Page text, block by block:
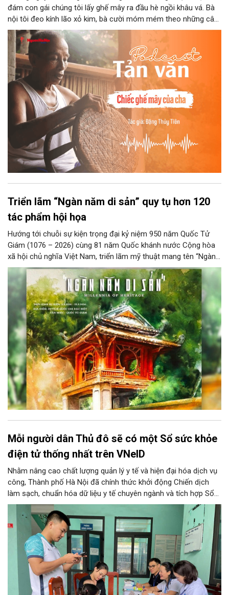
đám con gái chúng tôi lấy ghế mây ra đầu hè ngồi khâu vá. Bà
nội tôi đeo kính lão xỏ kim, bà cười móm mém theo những câu
chuyện kể tếu táo của đám trẻ chúng tôi. Chiếc ghế mây phát
ra âm thanh kin kít chịu đựng sức nặng cơ thể con người theo
những điệu cười khúc khích.
Triển lãm “Ngàn năm di sản” quy tụ hơn 120
tác phẩm hội họa
Hướng tới chuỗi sự kiện trọng đại kỷ niệm 950 năm Quốc Tử
Giám (1076 – 2026) cùng 81 năm Quốc khánh nước Cộng hòa
xã hội chủ nghĩa Việt Nam, triển lãm mỹ thuật mang tên “Ngàn
năm di sản” sẽ chính thức khai mạc vào ngày 8/8 tại Nhà Thái
Học, Di tích Quốc gia đặc biệt Văn Miếu – Quốc Tử Giám. Sự
kiện kéo dài đến ngày 25/9/2026 hứa hẹn trở thành điểm đến
văn hóa đầy sức hút, góp phần làm phong phú đời sống nghệ
thuật của Thủ đô trong mùa thu này.
Mỗi người dân Thủ đô sẽ có một Sổ sức khỏe
điện tử thống nhất trên VNeID
Nhằm nâng cao chất lượng quản lý y tế và hiện đại hóa dịch vụ
công, Thành phố Hà Nội đã chính thức khởi động Chiến dịch
làm sạch, chuẩn hóa dữ liệu y tế chuyên ngành và tích hợp Sổ
sức khỏe điện tử trên ứng dụng VNeID. Chương trình trọng điểm
này hứa hẹn giúp mỗi người dân Thủ đô làm chủ một hồ sơ sức
khỏe điện tử duy nhất, cho phép theo dõi và chăm sóc sức
khỏe toàn diện theo vòng đời trên không gian mạng.